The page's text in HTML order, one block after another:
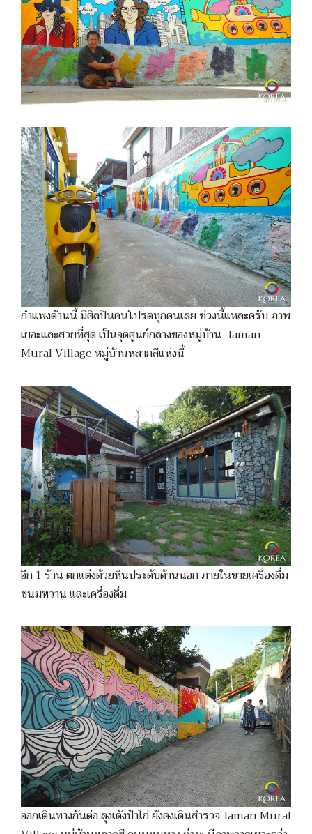
กำแพงด้านนี้ มีศิลปินคนโปรดทุกคนเลย ช่วงนี้แหละครับ ภาพ
เยอะและสวยที่สุด เป็นจุดศูนย์กลางของหมู่บ้าน Jaman
Mural Village หมู่บ้านหลากสีแห่งนี้
อีก 1 ร้าน ตกแต่งด้วยหินประดับด้านนอก ภายในขายเครื่องดื่ม
ขนมหวาน และเครื่องดื่ม
ออกเดินทางกันต่อ ลุงเด้งป้าไก่ ยังคงเดินสำรวจ Jaman Mural